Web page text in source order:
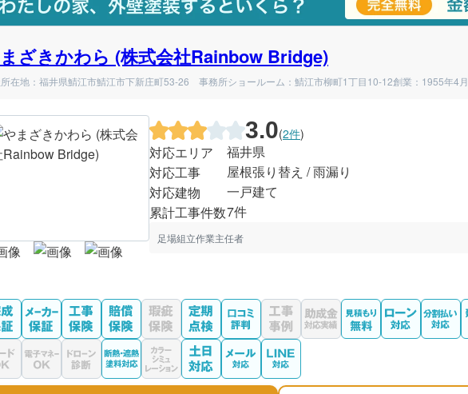
ざきかわら (株式会社Rainbow Bridge)
在地：福井県鯖江市鯖江市下新庄町53-26 事務所ショールーム：鯖江市柳町1丁目10-12創業：1955年4月
3.0(2件)
対応エリア
福井県
対応工事
屋根張り替え / 雨漏り
対応建物
一戸建て
累計工事件数7件
足場組立作業主任者